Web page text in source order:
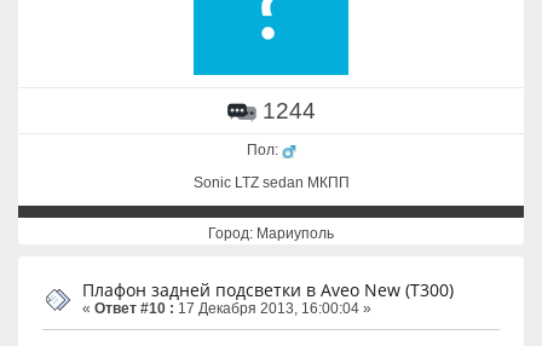
1244
Пол:
Sonic LTZ sedan МКПП
Город: Мариуполь
Плафон задней подсветки в Aveo New (T300)
« Ответ #10 : 17 Декабря 2013, 16:00:04 »